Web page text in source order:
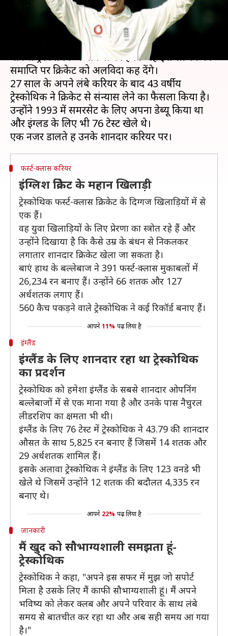
इंग्लैंड के पूर्व बल्लेबाज और समरसेट के दिग्गज खिलाड़ी
मार्कस ट्रेस्कोथिक ने घोषणा की है कि वह इस सीजन की
समाप्ति पर क्रिकेट को अलविदा कह देंगे।
27 साल के अपने लंबे करियर के बाद 43 वर्षीय
ट्रेस्कोथिक ने क्रिकेट से संन्यास लेने का फैसला किया है।
उन्होंने 1993 में समरसेट के लिए अपना डेब्यू किया था
और इंग्लैंड के लिए भी 76 टेस्ट खेले थे।
फर्स्ट-क्लास करियर
इंग्लिश क्रिकेट के महान खिलाड़ी
ट्रेस्कोथिक फर्स्ट-क्लास क्रिकेट के दिग्गज खिलाड़ियों में से
एक हैं।
वह युवा खिलाड़ियों के लिए प्रेरणा का स्त्रोत रहे हैं और
उन्होंने दिखाया है कि कैसे उम्र के बंधन से निकलकर
लगातार शानदार क्रिकेट खेला जा सकता है।
बाएं हाथ के बल्लेबाज ने 391 फर्स्ट-क्लास मुकाबलों में
26,234 रन बनाए हैं। उन्होंने 66 शतक और 127
अर्धशतक लगाए हैं।
560 कैच पकड़ने वाले ट्रेस्कोथिक ने कई रिकॉर्ड बनाए हैं।
आपने 11% पढ़ लिया है
इंग्लैंड
इंग्लैंड के लिए शानदार रहा था ट्रेस्कोथिक
का प्रदर्शन
ट्रेस्कोथिक को हमेशा इंग्लैंड के सबसे शानदार ओपनिंग
बल्लेबाजों में से एक माना गया है और उनके पास नैचुरल
लीडरशिप का क्षमता भी थी।
इंग्लैंड के लिए 76 टेस्ट में ट्रेस्कोथिक ने 43.79 की शानदार
औसत के साथ 5,825 रन बनाए हैं जिसमें 14 शतक और
29 अर्धशतक शामिल हैं।
इसके अलावा ट्रेस्कोथिक ने इंग्लैंड के लिए 123 वनडे भी
खेले थे जिसमें उन्होंने 12 शतक की बदौलत 4,335 रन
बनाए थे।
आपने 22% पढ़ लिया है
जानकारी
मैं खुद को सौभाग्यशाली समझता हूं-
ट्रेस्कोथिक
ट्रेस्कोथिक ने कहा, "अपने इस सफर में मुझ जो सपोर्ट
मिला है उसके लिए मैं काफी सौभाग्यशाली हूं। मैं अपने
भविष्य को लेकर क्लब और अपने परिवार के साथ लंबे
समय से बातचीत कर रहा था और अब सही समय आ गया
है।"